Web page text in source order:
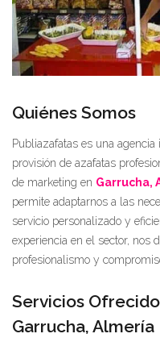
Quiénes Somos
Publiazafatas es una
provisión de azafatas
de marketing en Garrucha,
permite adaptarnos a las
servicio personalizado y
experiencia en el sector, nos
profesionalismo y
Servicios
Garrucha, Almería